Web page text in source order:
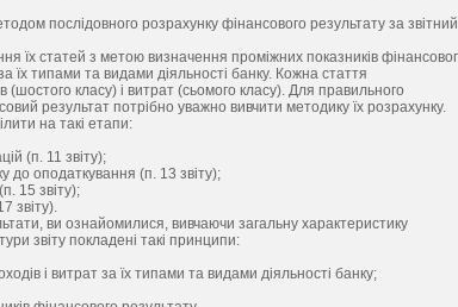
послідовного розрахунку фінансового результату за звітний
їх статей з метою визначення проміжних показників
їх типами та видами діяльності банку. Кожна стаття
класу) і витрат (сьомого класу). Для правильного
результат потрібно уважно вивчити методику їх розрахунку.
на такі етапи:
(п. 11 звіту);
до оподаткування (п. 13 звіту);
15 звіту);
звіту).
ви ознайомилися, вивчаючи загальну характеристику
звіту покладені такі принципи:
і витрат за їх типами та видами діяльності банку;